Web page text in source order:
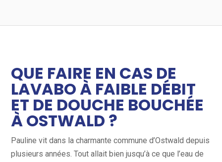
QUE FAIRE EN CAS DE
LAVABO À FAIBLE DÉBIT
ET DE DOUCHE BOUCHÉE
À OSTWALD ?
Pauline vit dans la charmante commune d’Ostwald depuis
plusieurs années. Tout allait bien jusqu’à ce que l’eau de